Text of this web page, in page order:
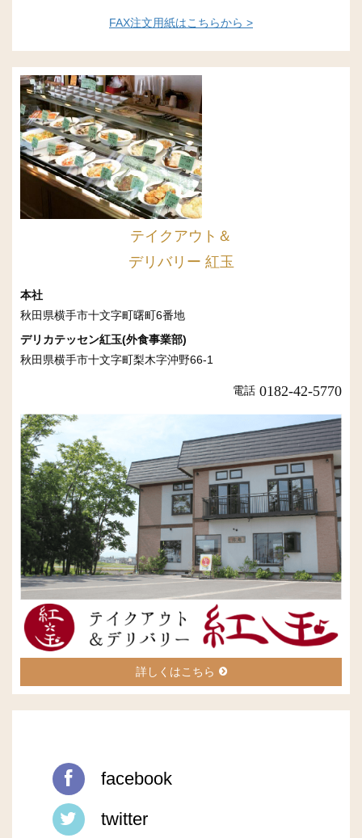
FAX注文用紙はこちらから >
テイクアウト＆
デリバリー 紅玉
本社
秋田県横手市十文字町曙町6番地
デリカテッセン紅玉(外食事業部)
秋田県横手市十文字町梨木字沖野66-1
電話 0182-42-5770
詳しくはこちら
facebook
twitter